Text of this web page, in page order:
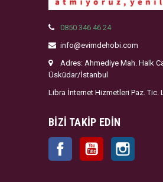
0850 346 46 24
info@evimdehobi.com
Adres: Ahmediye Mah. Halk
Üsküdar/İstanbul
Libra İnternet Hizmetleri Paz. Tic.
BIZI TAKIP EDIN
Facebook YouTube